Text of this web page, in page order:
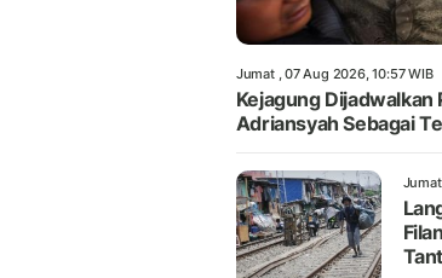
Jumat , 07 Aug 2026, 10:57 WIB
Kejagung Dijadwalkan
Adriansyah Sebagai